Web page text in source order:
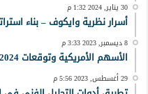
30 يناير, 2024 1:32 م
أسرار نظرية وايكوف – بناء
8 ديسمبر, 2023 3:33 م
الأسهم الأمريكية وتوقعات 2024 – استراتيجيات وفرص أهم 5 أسهم
29 أغسطس, 2023 5:56 م